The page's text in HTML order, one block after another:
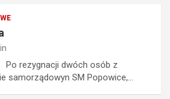
rezygnacji dwóch osób z
samorządowyn SM Popowice,…